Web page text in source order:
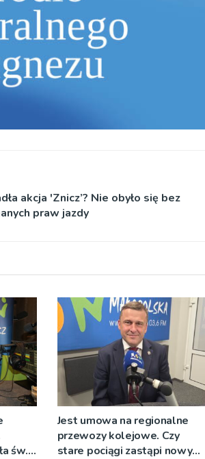
akcja 'Znicz’? Nie obyło się bez
praw jazdy
św.
Jest umowa na regionalne
przewozy kolejowe. Czy
stare pociągi zastąpi nowy